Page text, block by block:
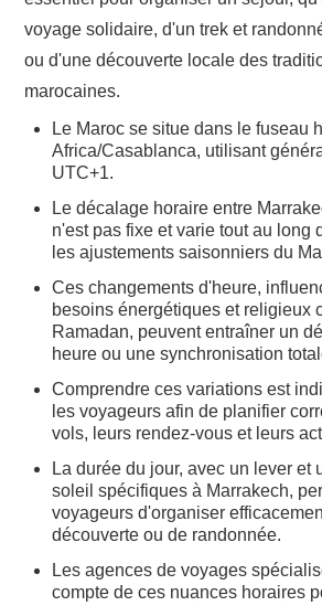
voyage solidaire, d'un trek et
ou d'une découverte locale des
marocaines.
Le Maroc se situe dans le fuseau
Africa/Casablanca, utilisant
UTC+1.
Le décalage horaire entre
n'est pas fixe et varie tout au long
les ajustements saisonniers du
Ces changements d'heure,
besoins énergétiques et religieux
Ramadan, peuvent entraîner un
heure ou une synchronisation
Comprendre ces variations est
les voyageurs afin de planifier
vols, leurs rendez-vous et leurs
La durée du jour, avec un lever et
soleil spécifiques à Marrakech,
voyageurs d'organiser
découverte ou de randonnée.
Les agences de voyages
compte de ces nuances horaires